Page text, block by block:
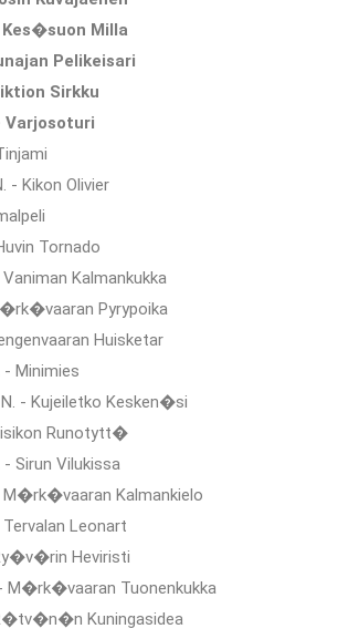
Milla
Pelikeisari
Sirkku
Varjosoturi
- Kikon Olivier
Tornado
Kalmankukka
Pyrypoika
Huisketar
- Minimies
N. - Kujeiletko Kesken�si
Runotytt�
- Sirun Vilukissa
M�rk�vaaran Kalmankielo
Leonart
Heviristi
M�rk�vaaran Tuonenkukka
Kuningasidea